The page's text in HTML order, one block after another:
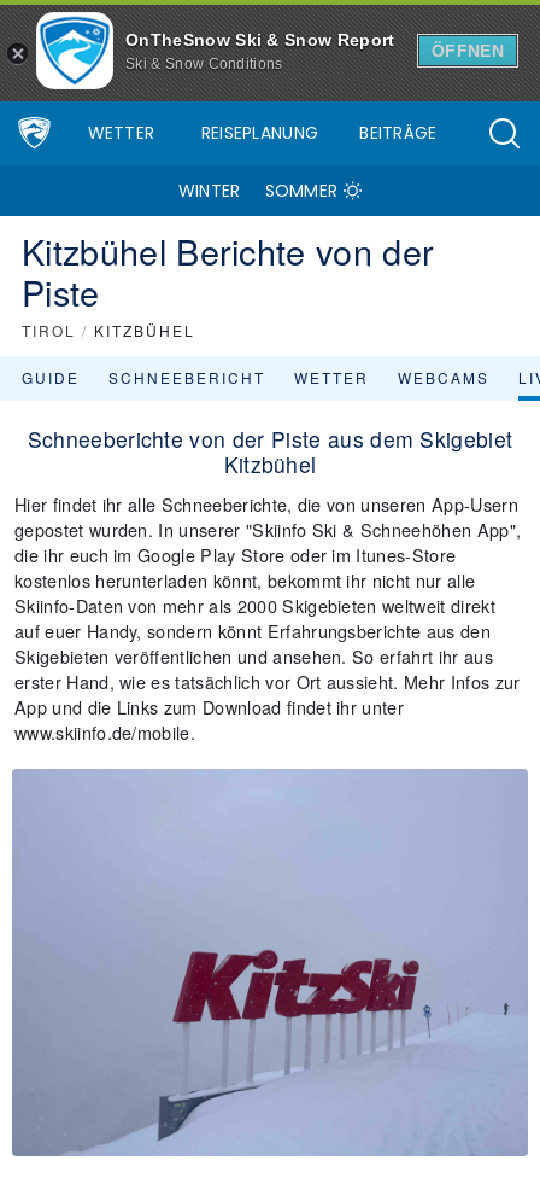
OnTheSnow Ski & Snow Report
Ski & Snow Conditions
ÖFFNEN
WETTER REISEPLANUNG BEITRÄGE
WINTER SOMMER
Kitzbühel Berichte von der
Piste
TIROL / KITZBÜHEL
GUIDE SCHNEEBERICHT WETTER WEBCAMS
Schneeberichte von der Piste aus dem Skigebiet
Kitzbühel
Hier findet ihr alle Schneeberichte, die von unseren App-Usern
gepostet wurden. In unserer "Skiinfo Ski & Schneehöhen App",
die ihr euch im Google Play Store oder im Itunes-Store
kostenlos herunterladen könnt, bekommt ihr nicht nur alle
Skiinfo-Daten von mehr als 2000 Skigebieten weltweit direkt
auf euer Handy, sondern könnt Erfahrungsberichte aus den
Skigebieten veröffentlichen und ansehen. So erfahrt ihr aus
erster Hand, wie es tatsächlich vor Ort aussieht. Mehr Infos zur
App und die Links zum Download findet ihr unter
www.skiinfo.de/mobile.